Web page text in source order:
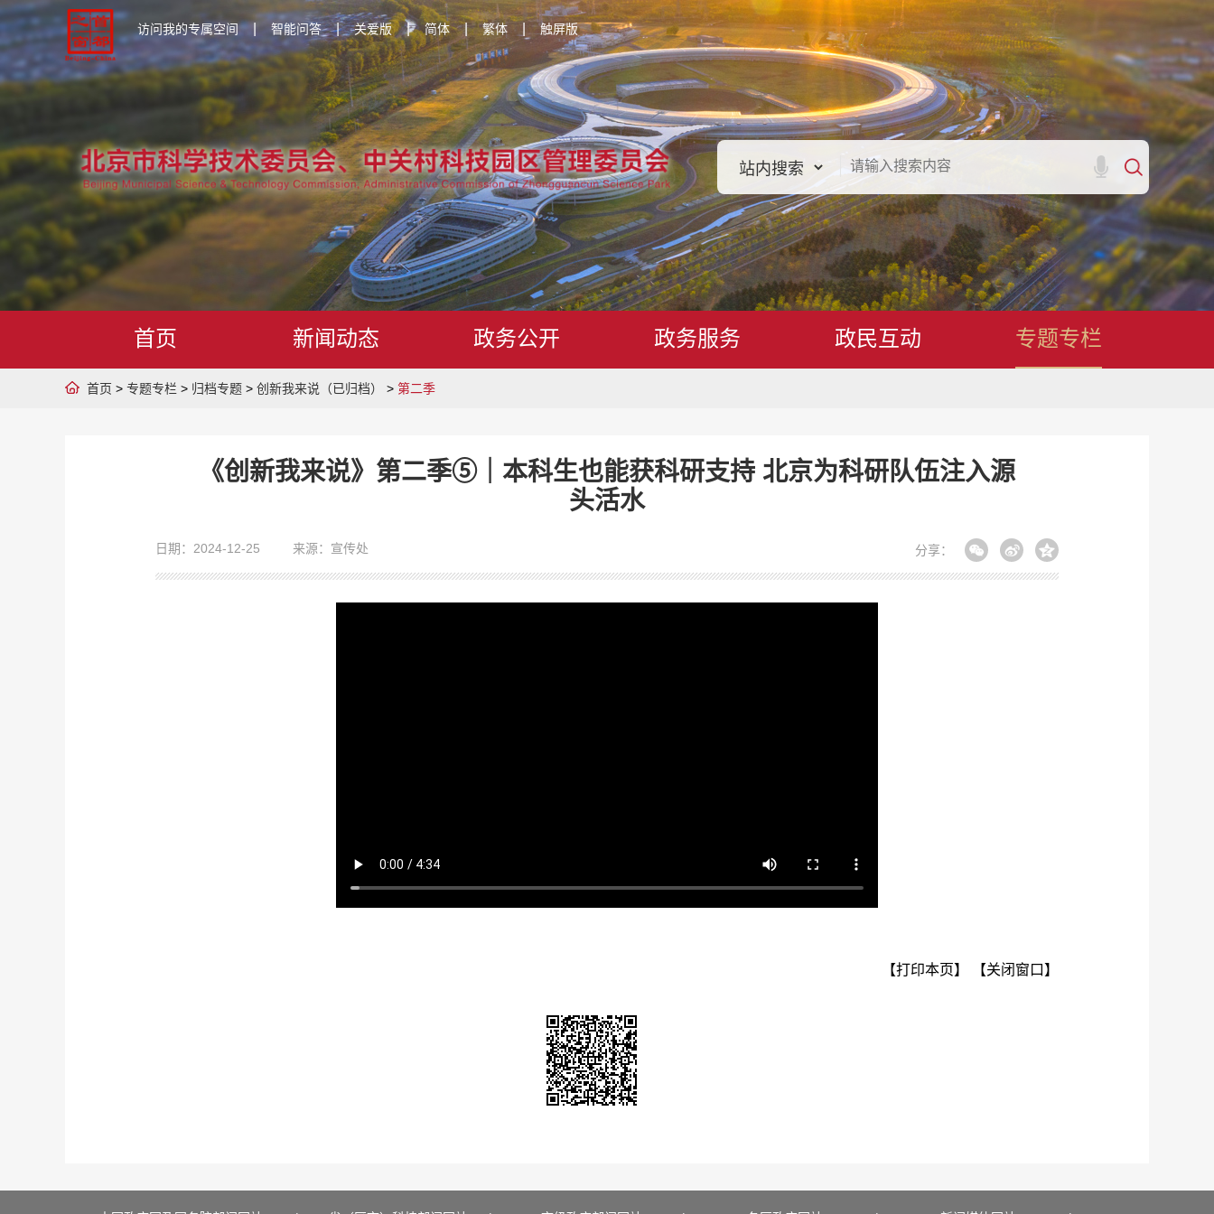
访问我的专属空间 智能问答 | 关爱版 | 简体 | 繁体 触屏版
首页 新闻动态 政务公开 政务服务 政民互动 专题专栏
首页 > 专题专栏 > 归档专题 > 创新我来说（已归档） > 第二季
《创新我来说》第二季⑤｜本科生也能获科研支持 北京为科研队伍注入源
头活水
日期：2024-12-25 来源：宣传处 分享：
【打印本页】 【关闭窗口】